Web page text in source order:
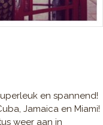
en spannend!
Jamaica en Miami!
weer aan in